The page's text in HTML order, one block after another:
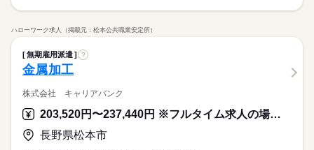
ハローワーク求人（掲載元：松本公共職業安定所）
無期雇用派遣 ?
金属加工
株式会社 キャリアバンク
203,520円〜237,440円 ※フルタイム求人の場合は月額（換算額）、パート求人の場合は時間額を表示しています。
長野県松本市